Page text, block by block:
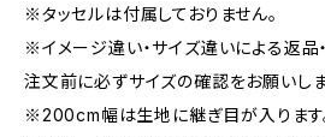
※タッセルは付属しておりません。
※イメージ違い・サイズ違いによる返品
注文前に必ずサイズの確認をお願いしま
※200cm幅は生地に継ぎ目が入ります